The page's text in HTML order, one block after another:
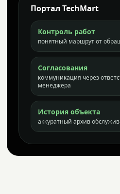
Портал TechMart
Контроль работ
понятный маршрут от
Согласования
коммуникация через
менеджера
История объекта
аккуратный архив